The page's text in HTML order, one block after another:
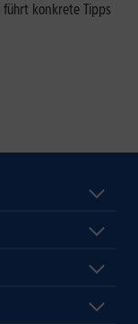
konkrete Tipps